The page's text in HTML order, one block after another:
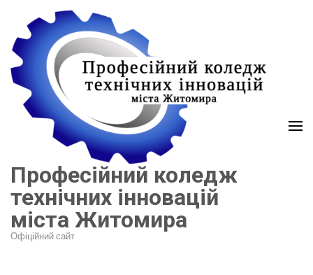
вмісту
(натисніть
Enter)
Професійний коледж
технічних інновацій
міста Житомира
Офіційний сайт